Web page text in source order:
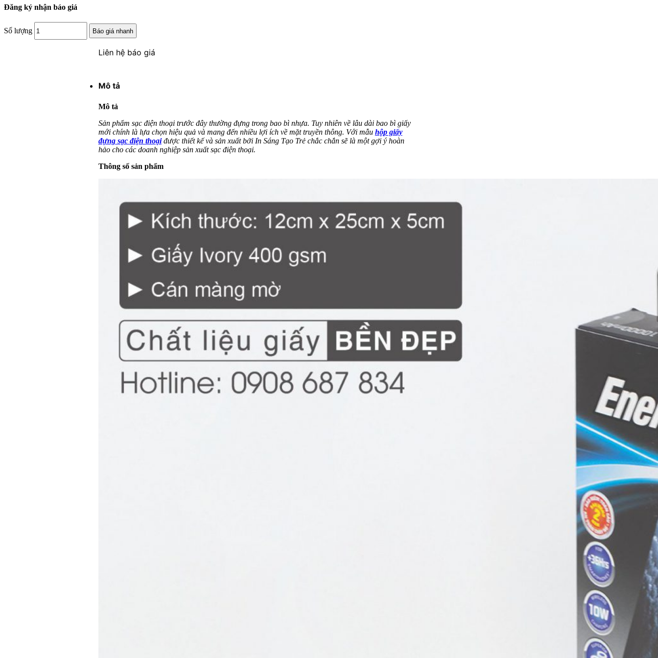
Đăng ký nhận báo giá
Số lượng Báo giá nhanh
Liên hệ báo giá
Mô tả
Mô tả
Sản phẩm sạc điện thoại trước đây thường đựng trong bao bì nhựa. Tuy nhiên về lâu dài bao bì giấy
mới chính là lựa chọn hiệu quả và mang đến nhiều lợi ích về mặt truyền thông. Với mẫu hộp giấy
đựng sạc điện thoạiđược thiết kế và sản xuất bởi In Sáng Tạo Trẻ chắc chắn sẽ là một gợi ý hoàn
hảo cho các doanh nghiệp sản xuất sạc điện thoại.
Thông số sản phẩm